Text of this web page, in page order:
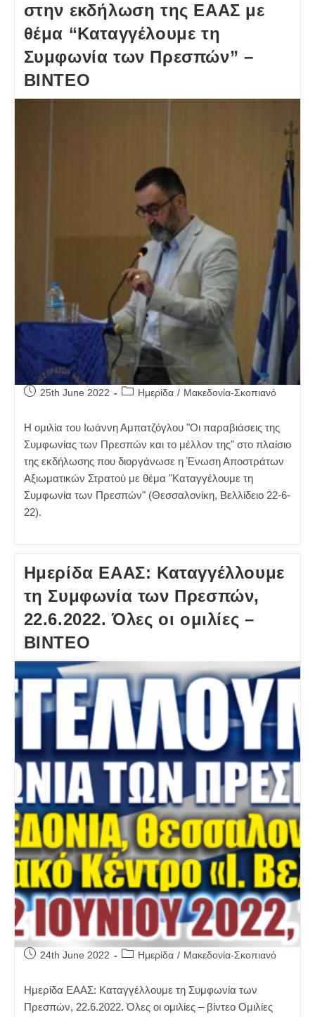
στην εκδήλωση της ΕΑΑΣ με
θέμα “Καταγγέλουμε τη
Συμφωνία των Πρεσπών” –
ΒΙΝΤΕΟ
Post25th June 2022
PostΗμερίδα / Μακεδονία-Σκοπιανό
Η ομιλία του Ιωάννη Αμπατζόγλου "Οι παραβιάσεις της
Συμφωνίας των Πρεσπών και το μέλλον της" στο πλαίσιο
της εκδήλωσης που διοργάνωσε η Ένωση Αποστράτων
Αξιωματικών Στρατού με θέμα "Καταγγέλουμε τη
Συμφωνία των Πρεσπών" (Θεσσαλονίκη, Βελλίδειο 22-6-
22).
Ημερίδα ΕΑΑΣ: Καταγγέλλουμε
τη Συμφωνία των Πρεσπών,
22.6.2022. Όλες οι ομιλίες –
ΒΙΝΤΕΟ
Post24th June 2022
PostΗμερίδα / Μακεδονία-Σκοπιανό
Ημερίδα ΕΑΑΣ: Καταγγέλλουμε τη Συμφωνία των
Πρεσπών, 22.6.2022. Όλες οι ομιλίες – βίντεο Ομιλίες